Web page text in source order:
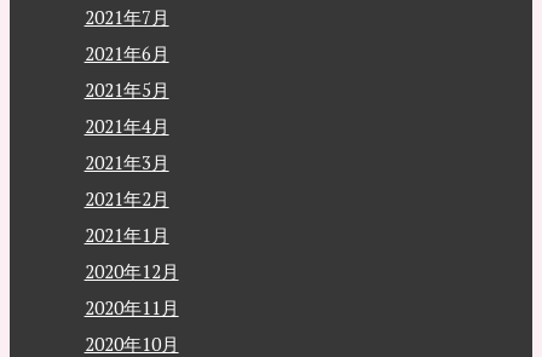
2021年7月
2021年6月
2021年5月
2021年4月
2021年3月
2021年2月
2021年1月
2020年12月
2020年11月
2020年10月